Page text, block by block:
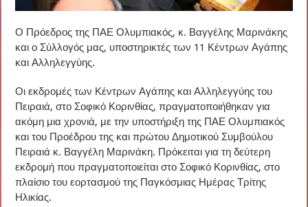
Ο Πρόεδρος της ΠΑΕ Ολυμπιακός, κ. Βαγγέλης Μαρινάκης
και ο Σύλλογός μας, υποστηρικτές των 11 Κέντρων Αγάπης
και Αλληλεγγύης.
Οι εκδρομές των Κέντρων Αγάπης και Αλληλεγγύης του
Πειραιά, στο Σοφικό Κορινθίας, πραγματοποιήθηκαν για
ακόμη μια χρονιά, με την υποστήριξη της ΠΑΕ Ολυμπιακός
και του Προέδρου της και πρώτου Δημοτικού Συμβούλου
Πειραιά κ. Βαγγέλη Μαρινάκη. Πρόκειται για τη δεύτερη
εκδρομή που πραγματοποιείται στο Σοφικό Κορινθίας, στο
πλαίσιο του εορτασμού της Παγκόσμιας Ημέρας Τρίτης
Ηλικίας.